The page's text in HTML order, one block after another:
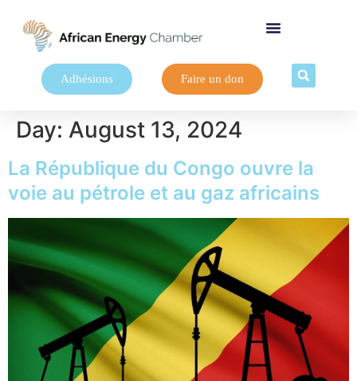
Adhésions Faire un don
Day: August 13, 2024
La République du Congo ouvre la
voie au pétrole et au gaz africains